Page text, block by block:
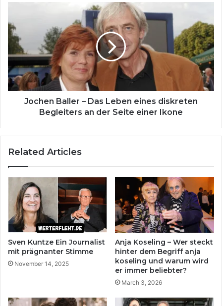
–
Das
Leben
eines
diskreten
Begleiters
an
Jochen Baller – Das Leben eines diskreten
Begleiters an der Seite einer Ikone
Related Articles
Sven Kuntze Ein Journalist
mit prägnanter Stimme
November 14, 2025
Anja Koseling – Wer steckt
hinter dem Begriff anja
koseling und warum wird
er immer beliebter?
March 3, 2026